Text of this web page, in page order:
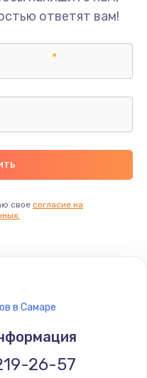
ответят вам!
свое согласие на
в Самаре
26-57